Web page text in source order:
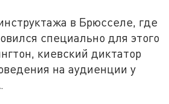
в Брюсселе, где
специально для этого
киевский диктатор
на аудиенции у